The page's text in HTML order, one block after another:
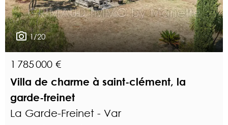
1/20
1 785 000 €
Villa de charme à saint-clément, la
garde-freinet
La Garde-Freinet - Var